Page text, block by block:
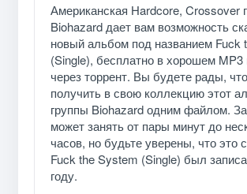
Американская Hardcore, Crossover
Biohazard дает вам возможность
новый альбом под названием Fuck
(Single), бесплатно в хорошем MP3
через торрент. Вы будете рады,
получить в свою коллекцию этот
группы Biohazard одним файлом.
может занять от пары минут до
часов, но будьте уверены, что это
Fuck the System (Single) был
году.